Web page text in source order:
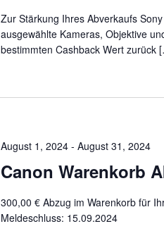
Zur Stärkung Ihres Abverkaufs
ausgewählte Kameras, Objektive
bestimmten Cashback Wert zurück
Canon Warenkorb
August 1, 2024- August 31, 2024
300,00 € Abzug im Warenkorb für
Meldeschluss: 15.09.2024